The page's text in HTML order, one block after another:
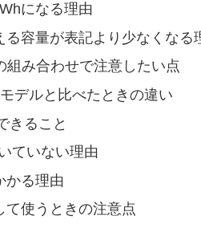
になる理由
る容量が表記より少なくなる
組み合わせで注意したい点
デルと比べたときの違い
きること
ていない理由
かる理由
て使うときの注意点